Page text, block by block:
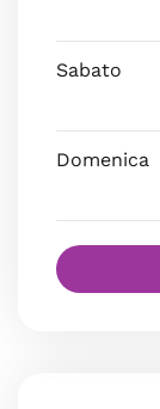
Sabato
Domenica